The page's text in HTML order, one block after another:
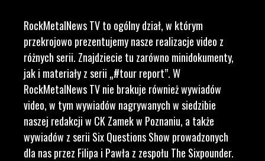
RockMetalNews TV to ogólny dział, w którym
przekrojowo prezentujemy nasze realizacje video z
różnych serii. Znajdziecie tu zarówno minidokumenty,
jak i materiały z serii „#tour report”. W
RockMetalNews TV nie brakuje również wywiadów
video, w tym wywiadów nagrywanych w siedzibie
naszej redakcji w CK Zamek w Poznaniu, a także
wywiadów z serii Six Questions Show prowadzonych
dla nas przez Filipa i Pawła z zespołu The Sixpounder.